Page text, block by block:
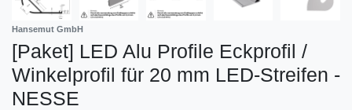
Hansemut GmbH
[Paket] LED Alu Profile Eckprofil /
Winkelprofil für 20 mm LED-Streifen -
NESSE